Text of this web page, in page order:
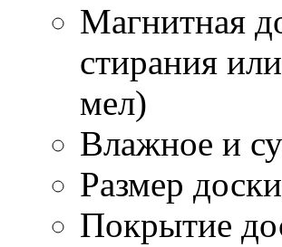
Магнитная
стирания
мел)
Влажное и
Размер
Покрытие